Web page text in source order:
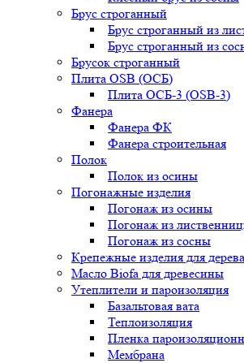
Брус строганный
Брус строганный из
Брус строганный из
Брусок строганный
Плита OSB (ОСБ)
Плита ОСБ-3 (OSB-3)
Фанера
Фанера ФК
Фанера строительная
Полок
Полок из осины
Погонажные изделия
Погонаж из осины
Погонаж из
Погонаж из сосны
Крепежные изделия для дерева
Масло Biofa для древесины
Утеплители и пароизоляция
Базальтовая вата
Теплоизоляция
Пленка
Мембрана